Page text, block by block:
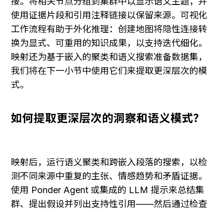
使用证据片段和引用注释链接以保留来源。可视化
工作流程有助于外化推理：创建地图将隐性连接转
换为显式、可重用的知识成果，以支持迭代细化。
映射还为基于嵌入的聚类和语义搜索准备数据集，
我们将在下一小节中使用它们来提取更深层次的模
式。
如何提取更深层次的洞察和语义模式？
映射后，运行语义聚类和跨嵌入段落的搜索，以检
测不同来源中重复的主张、情感趋势和矛盾证据。
使用 Ponder Agent 或集成的 LLM 提示来总结集
群、提出假设并列出支持性引用——然后通过检查